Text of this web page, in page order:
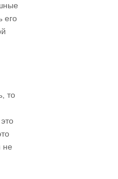
его
то
не